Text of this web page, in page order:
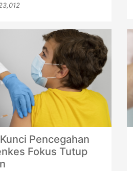
Pencegahan
Fokus Tutup